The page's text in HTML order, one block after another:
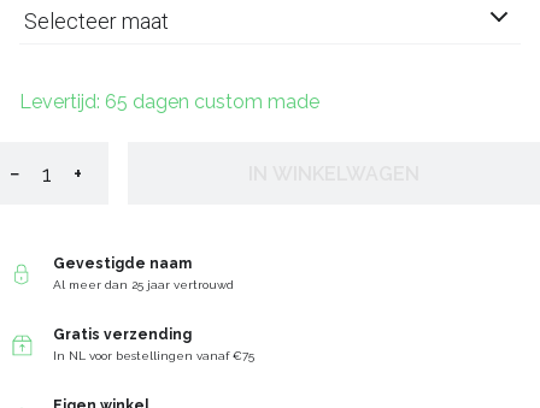
Selecteer maat
Levertijd: 65 dagen custom made
− +
Gevestigde naam
Al meer dan 25 jaar vertrouwd
Gratis verzending
In NL voor bestellingen vanaf €75